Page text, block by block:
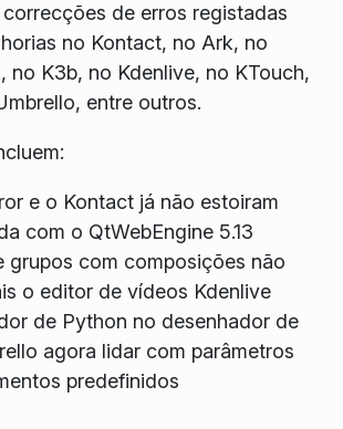
de erros registadas
no Kontact, no Ark, no
no K3b, no Kdenlive, no KTouch,
entre outros.
e o Kontact já não estoiram
com o QtWebEngine 5.13
grupos com composições não
o editor de vídeos Kdenlive
de Python no desenhador de
agora lidar com parâmetros
predefinidos